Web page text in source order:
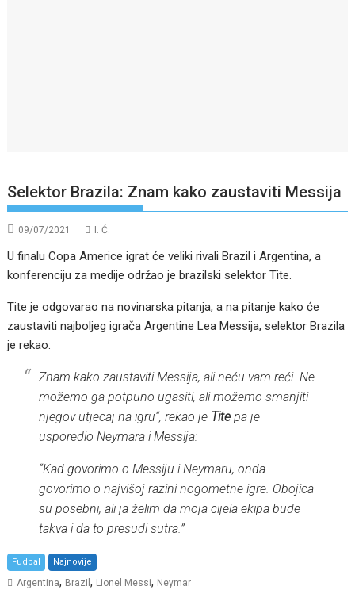
Selektor Brazila: Znam kako zaustaviti Messija
09/07/2021 I. Ć.
U finalu Copa Americe igrat će veliki rivali Brazil i Argentina, a
konferenciju za medije održao je brazilski selektor Tite.
Tite je odgovarao na novinarska pitanja, a na pitanje kako će
zaustaviti najboljeg igrača Argentine Lea Messija, selektor Brazila
je rekao:
Znam kako zaustaviti Messija, ali neću vam reći. Ne
možemo ga potpuno ugasiti, ali možemo smanjiti
njegov utjecaj na igru“, rekao je Tite pa je
usporedio Neymara i Messija:
“Kad govorimo o Messiju i Neymaru, onda
govorimo o najvišoj razini nogometne igre. Obojica
su posebni, ali ja želim da moja cijela ekipa bude
takva i da to presudi sutra.”
Fudbal Najnovije
Argentina, Brazil, Lionel Messi, Neymar